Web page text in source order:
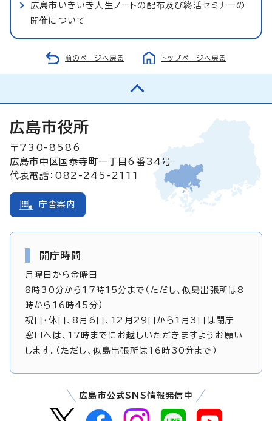
広島市いきいき人生ノートの配布及び終活セミナーの
開催について
前のページへ戻る トップページへ戻る
広島市役所
〒730-8586
広島市中区国泰寺町一丁目6番34号
代表電話：082-245-2111
庁舎案内
開庁時間
月曜日から金曜日
8時30分から17時15分まで（ただし、似島出張所は8
時から16時45分）
祝日・休日、8月6日、12月29日から1月3日は閉庁
窓口へは、17時までにお越しいただきますようお願い
します。（ただし、似島出張所は16時30分まで）
広島市公式SNS情報発信中